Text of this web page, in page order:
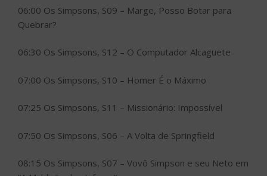
06:00 Os Simpsons, S09 – Marge, Posso Botar para
Quebrar?
06:30 Os Simpsons, S12 – O Computador Alcaguete
07:00 Os Simpsons, S10 – Homer É o Máximo
07:25 Os Simpsons, S11 – Missionário: Impossível
07:50 Os Simpsons, S06 – A Volta de Springfield
08:15 Os Simpsons, S07 – Vovô Simpson e seu Neto em